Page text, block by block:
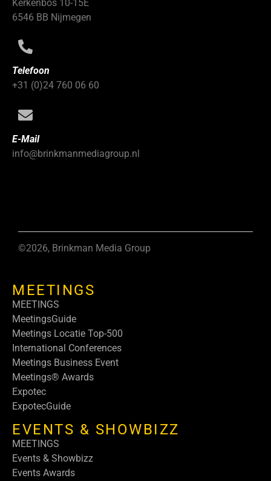
Kerkenbos 10-15E
6546 BB Nijmegen
Telefoon
+31 (0)24 760 06 60
E-Mail
info@brinkmanmediagroup.nl
©2026, Brinkman Media Group
MEETINGS
MEETINGS
MeetingsGuide
Meetings Locatie Top-500
International Conferences
Meetings Business Event
Meetings® Awards
Expotec
ExpotecGuide
EVENTS & SHOWBIZZ
MEETINGS
Events & Showbizz
Events Awards